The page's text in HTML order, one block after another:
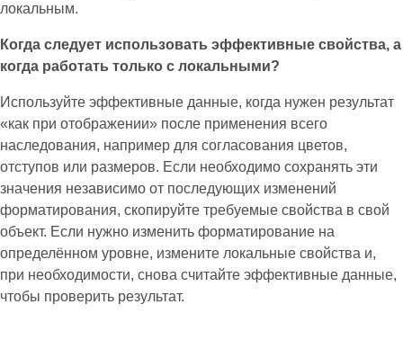
локальным.
Когда следует использовать эффективные свойства, а
когда работать только с локальными?
Используйте эффективные данные, когда нужен результат
«как при отображении» после применения всего
наследования, например для согласования цветов,
отступов или размеров. Если необходимо сохранять эти
значения независимо от последующих изменений
форматирования, скопируйте требуемые свойства в свой
объект. Если нужно изменить форматирование на
определённом уровне, измените локальные свойства и,
при необходимости, снова считайте эффективные данные,
чтобы проверить результат.